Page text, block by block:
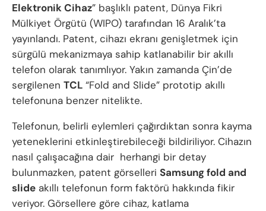
Elektronik Cihaz” başlıklı patent, Dünya Fikri
Mülkiyet Örgütü (WIPO) tarafından 16 Aralık’ta
yayınlandı. Patent, cihazı ekranı genişletmek için
sürgülü mekanizmaya sahip katlanabilir bir akıllı
telefon olarak tanımlıyor. Yakın zamanda Çin’de
sergilenen TCL “Fold and Slide” prototip akıllı
telefonuna benzer nitelikte.
Telefonun, belirli eylemleri çağırdıktan sonra kayma
yeteneklerini etkinleştirebileceği bildiriliyor. Cihazın
nasıl çalışacağına dair herhangi bir detay
bulunmazken, patent görselleri Samsung fold and
slide akıllı telefonun form faktörü hakkında fikir
veriyor. Görsellere göre cihaz, katlama